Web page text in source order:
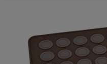
hviezdičiek.